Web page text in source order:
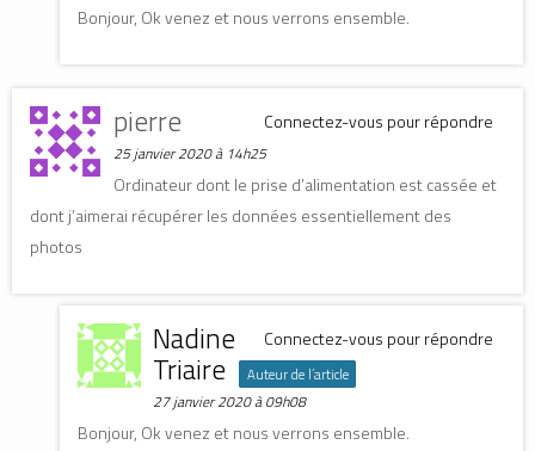
Bonjour, Ok venez et nous verrons ensemble.
Connectez-vous pour répondre
pierre
25 janvier 2020 à 14h25
Ordinateur dont le prise d’alimentation est cassée et
dont j’aimerai récupérer les données essentiellement des
photos
Connectez-vous pour répondre
Nadine
Triaire Auteur de l’article
27 janvier 2020 à 09h08
Bonjour, Ok venez et nous verrons ensemble.